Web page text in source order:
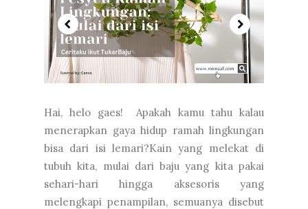
Hai, helo gaes! Apakah kamu tahu kalau
menerapkan gaya hidup ramah lingkungan
bisa dari isi lemari?Kain yang melekat di
tubuh kita, mulai dari baju yang kita pakai
sehari-hari hingga aksesoris yang
melengkapi penampilan, semuanya disebut